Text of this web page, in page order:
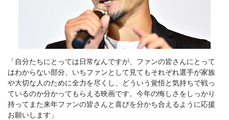
「自分たちにとっては日常なんですが、ファンの皆さんにとって
はわからない部分、いちファンとして見てもそれぞれ選手が家族
や大切な人のために全力を尽くし、どういう覚悟と気持ちで戦っ
ているのか分かってもらえる映画です。今年の悔しさをしっかり
持ってまた来年ファンの皆さんと喜びを分かち合えるように応援
お願いします」